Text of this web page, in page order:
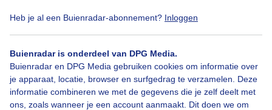
Heb je al een Buienradar-abonnement? Inloggen
Buienradar is onderdeel van DPG Media.
Buienradar en DPG Media gebruiken cookies om informatie over
je apparaat, locatie, browser en surfgedrag te verzamelen. Deze
informatie combineren we met de gegevens die je zelf deelt met
ons, zoals wanneer je een account aanmaakt. Dit doen we om
Bekijk slideshow